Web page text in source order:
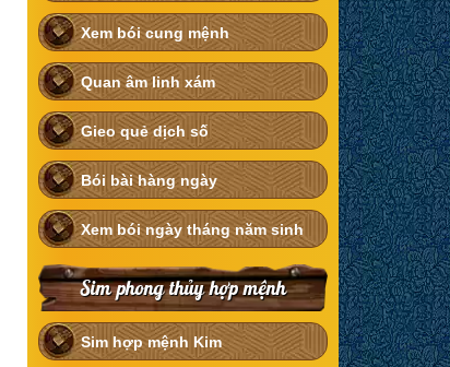
Xem bói cung mệnh
Quan âm linh xám
Gieo quẻ dịch số
Bói bài hàng ngày
Xem bói ngày tháng năm sinh
Sim phong thủy hợp mệnh
Sim hợp mệnh Kim